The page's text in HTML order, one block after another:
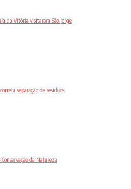
da Vitória visitaram São Jorge
separação de resíduos
da Natureza